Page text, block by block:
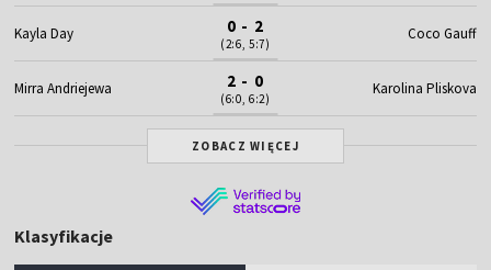
Kayla Day 0 - 2
(2:6, 5:7)
Coco Gauff
Mirra Andriejewa 2 - 0
(6:0, 6:2)
Karolina Pliskova
ZOBACZ WIĘCEJ
Klasyfikacje